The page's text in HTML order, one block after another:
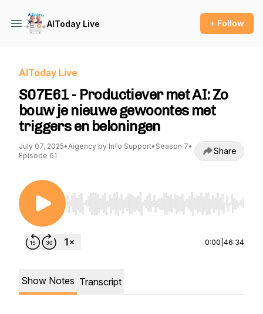
AIToday Live + Follow
AIToday Live
S07E61 - Productiever met AI: Zo
bouw je nieuwe gewoontes met
triggers en beloningen
July 07, 2025•Aigency by Info Support• Season 7•
Episode 61
Share
Use Left/Right to seek, Home/End to jump to
0:00 46:34
Show Notes Transcript